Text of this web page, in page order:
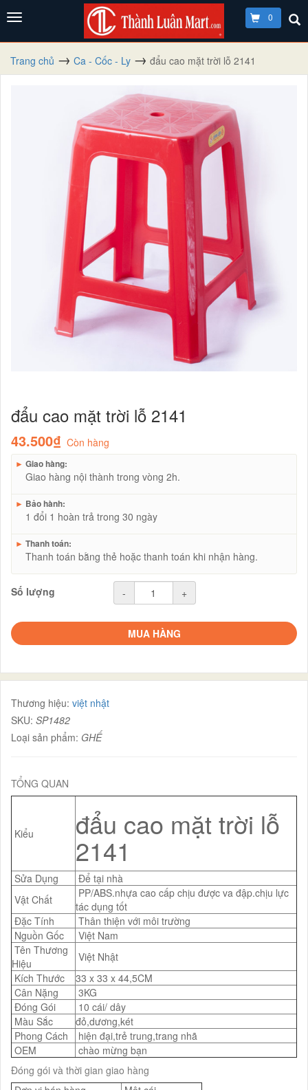
0
Trang chủ Ca - Cốc - Ly đẩu cao mặt trời lỗ 2141
đẩu cao mặt trời lỗ 2141
43.500₫ Còn hàng
► Giao hàng:
Giao hàng nội thành trong vòng 2h.
► Bảo hành:
1 đổi 1 hoàn trả trong 30 ngày
► Thanh toán:
Thanh toán bằng thẻ hoặc thanh toán khi nhận hàng.
Số lượng - +
MUA HÀNG
Thương hiệu: việt nhật
SKU: SP1482
Loại sản phẩm: GHẾ
TỔNG QUAN
Kiểu đẩu cao mặt trời lỗ
2141
Sửa Dụng
Để tại nhà
Vật Chất
PP/ABS.nhựa cao cấp chịu được va đập.chịu lực
tác dụng tốt
Đặc Tính
Thân thiện với môi trường
Nguồn Gốc
Việt Nam
Tên Thương
Hiệu
Việt Nhật
Kích Thước
33 x 33 x 44,5CM
Cân Nặng
3KG
Đóng Gói
10 cái/ dây
Màu Sắc
đỏ,dương,két
Phong Cách
hiện đại,trẻ trung,trang nhã
OEM
chào mừng bạn
Đóng gói và thời gian giao hàng